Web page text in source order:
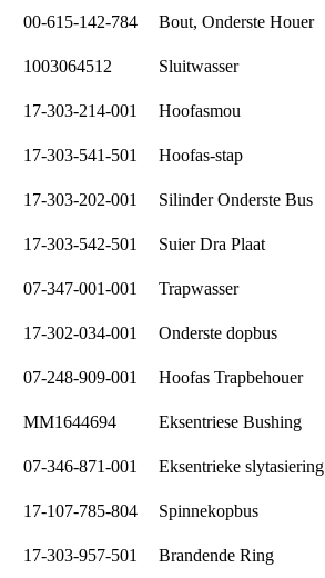
00-615-142-784
Bout, Onderste Houer
1003064512
Sluitwasser
17-303-214-001
Hoofasmou
17-303-541-501
Hoofas-stap
17-303-202-001
Silinder Onderste Bus
17-303-542-501
Suier Dra Plaat
07-347-001-001
Trapwasser
17-302-034-001
Onderste dopbus
07-248-909-001
Hoofas Trapbehouer
MM1644694
Eksentriese Bushing
07-346-871-001
Eksentrieke slytasiering
17-107-785-804
Spinnekopbus
17-303-957-501
Brandende Ring